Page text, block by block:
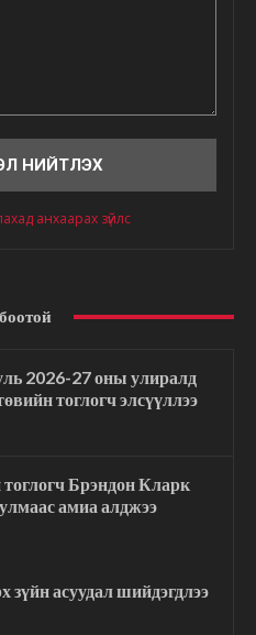
анхаарах зүйлс
2026-27 оны улиралд
тоглогч элсүүллээ
Брэндон Кларк
амиа алджээ
асуудал шийдэгдлээ